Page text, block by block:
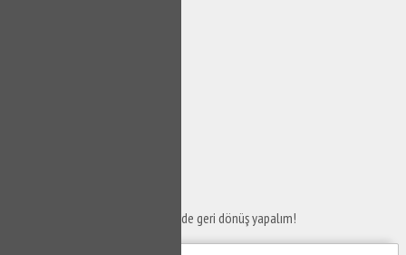
Taleplerinizi bize iletin en kısa sürede geri dönüş yapalım!